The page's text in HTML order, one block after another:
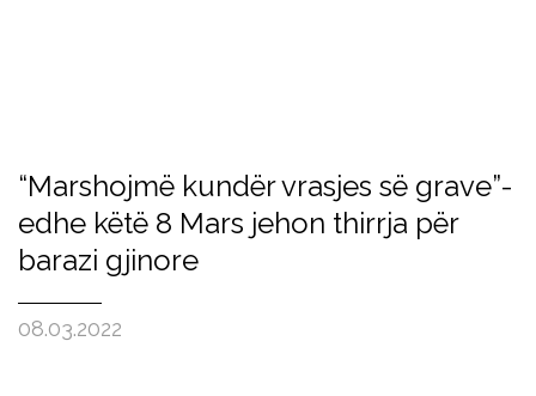
“Marshojmë kundër vrasjes së grave”-
edhe këtë 8 Mars jehon thirrja për
barazi gjinore
08.03.2022